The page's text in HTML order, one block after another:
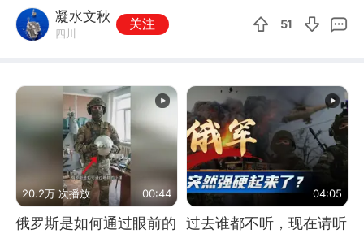
凝水文秋
四川
关注 51
20.2万 次播放 00:44
俄罗斯是如何通过眼前的
04:05
过去谁都不听，现在请听